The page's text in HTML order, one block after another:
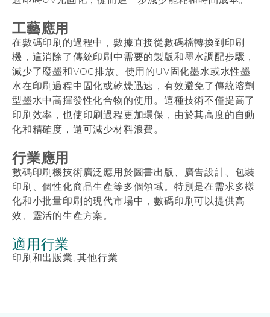
工藝應用
在數碼印刷的過程中，數據直接從數碼檔轉換到印刷
機，這消除了傳統印刷中需要的製版和墨水調配步驟，
減少了廢墨和VOC排放。使用的UV固化墨水或水性墨
水在印刷過程中固化或乾燥迅速，有效避免了傳統溶劑
型墨水中高揮發性化合物的使用。這種技術不僅提高了
印刷效率，也使印刷過程更加環保，由於其高度的自動
化和精確度，還可減少材料浪費。
行業應用
數碼印刷機技術廣泛應用於圖書出版、廣告設計、包裝
印刷、個性化商品生產等多個領域。特別是在需求多樣
化和小批量印刷的現代市場中，數碼印刷可以提供高
效、靈活的生產方案。
適用行業
印刷和出版業, 其他行業